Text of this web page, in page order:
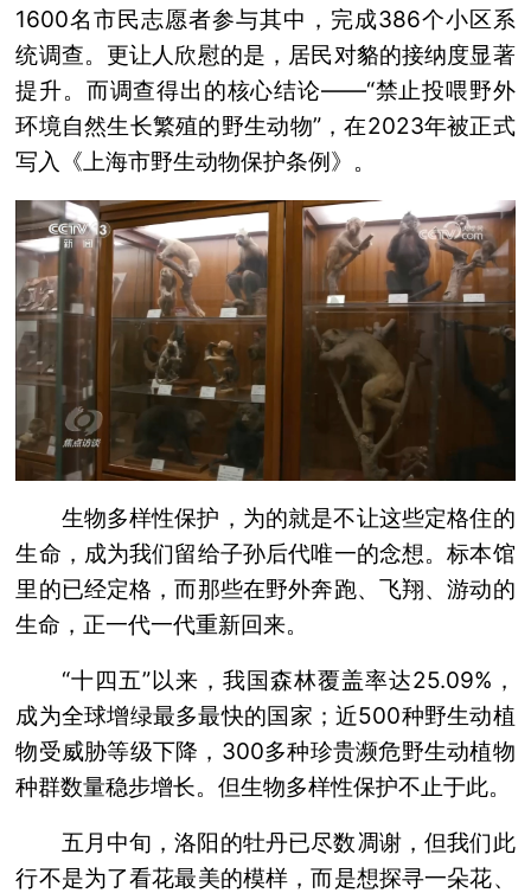
1600名市民志愿者参与其中，完成386个小区系
统调查。更让人欣慰的是，居民对貉的接纳度显著
提升。而调查得出的核心结论——“禁止投喂野外
环境自然生长繁殖的野生动物”，在2023年被正式
写入《上海市野生动物保护条例》。
生物多样性保护，为的就是不让这些定格住的
生命，成为我们留给子孙后代唯一的念想。标本馆
里的已经定格，而那些在野外奔跑、飞翔、游动的
生命，正一代一代重新回来。
“十四五”以来，我国森林覆盖率达25.09%，
成为全球增绿最多最快的国家；近500种野生动植
物受威胁等级下降，300多种珍贵濒危野生动植物
种群数量稳步增长。但生物多样性保护不止于此。
五月中旬，洛阳的牡丹已尽数凋谢，但我们此
行不是为了看花最美的模样，而是想探寻一朵花、